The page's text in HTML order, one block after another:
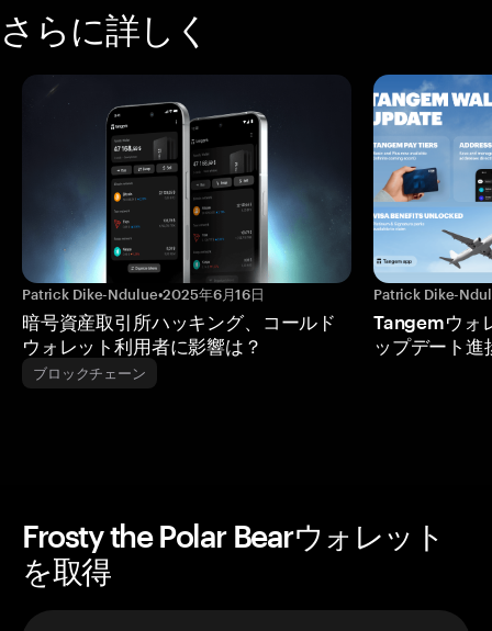
さらに詳しく
Patrick Dike-Ndulue•2025年6月16日
暗号資産取引所ハッキング、コールド
ウォレット利用者に影響は？
ブロックチェーン
Patrick Dike-
Tangemウォ
ップデート進
Frosty the Polar Bearウォレット
を取得